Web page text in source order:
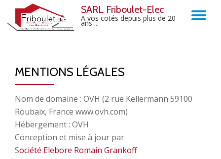
Skip
SARL Friboulet-Elec
A vos cotés depuis plus de 20
ans ...
MENTIONS LÉGALES
Nom de domaine : OVH (2 rue Kellermann 59100
Roubaix, France www.ovh.com)
Hébergement : OVH
Conception et mise à jour par
Société Elebore Romain Grankoff